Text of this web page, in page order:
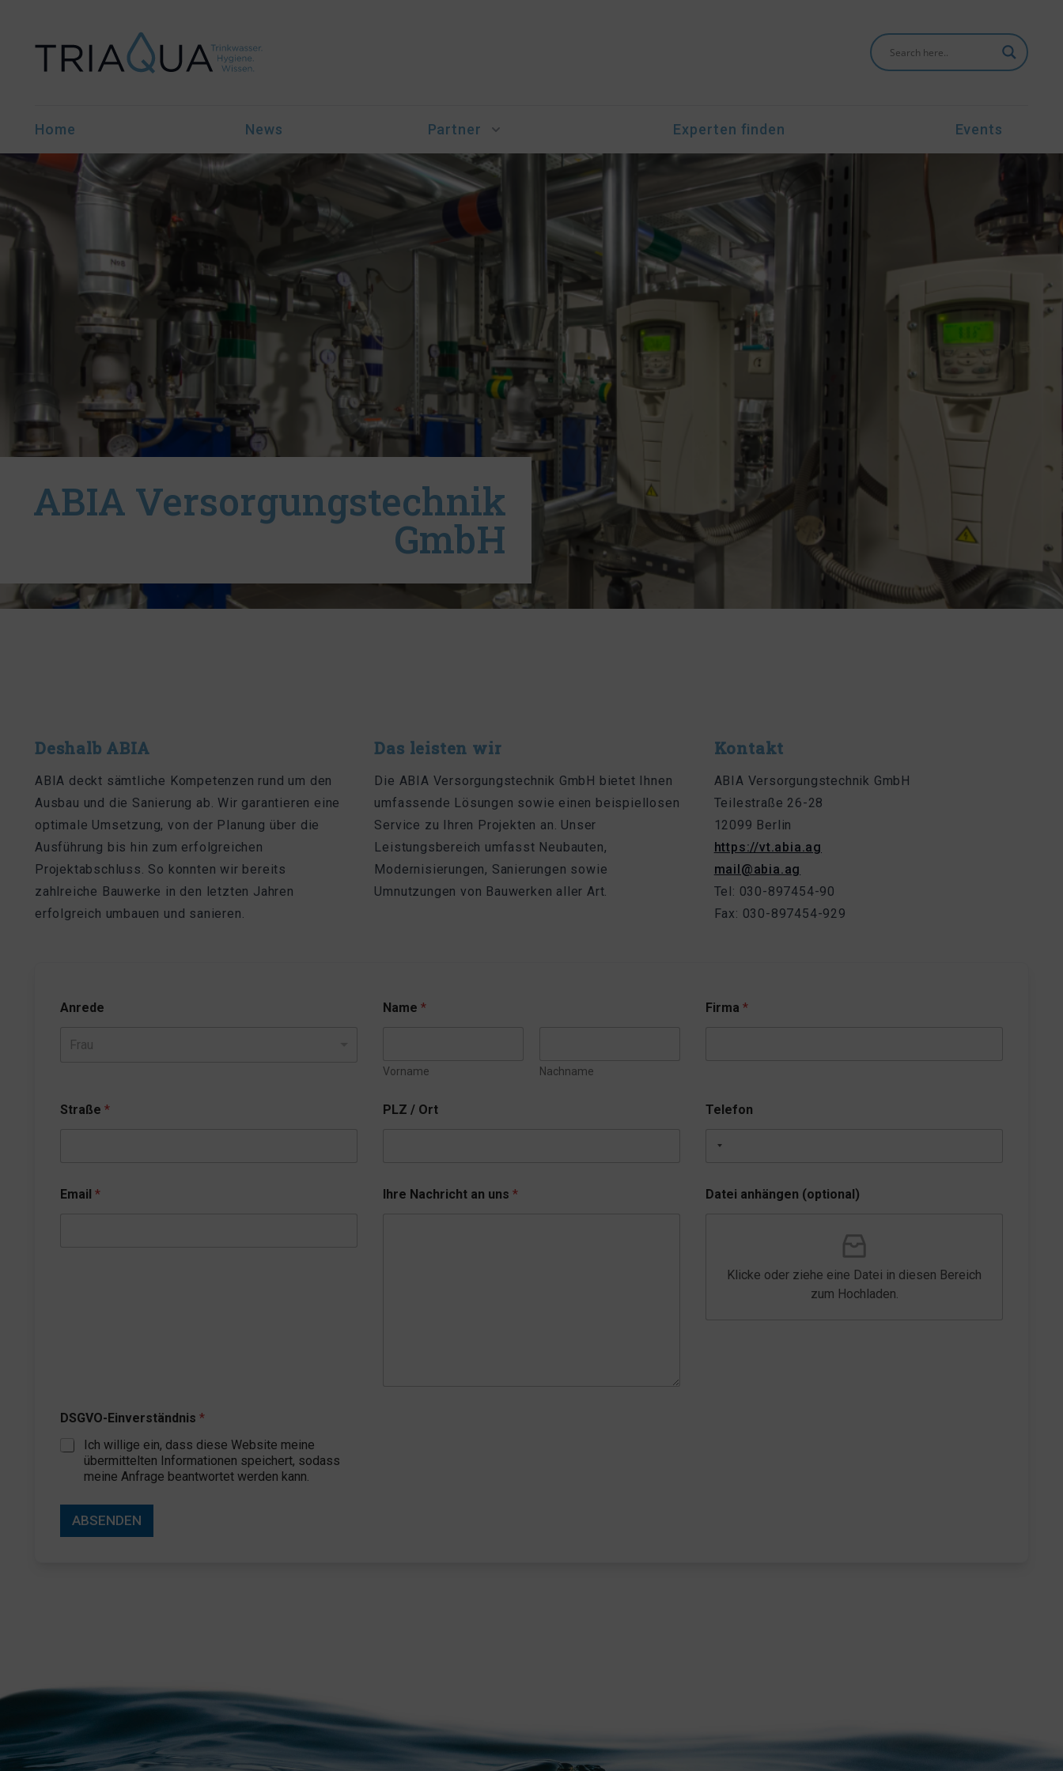
Home News Partner Experten finden Events
ABIA Versorgungstechnik
GmbH
Deshalb ABIA
ABIA deckt sämtliche Kompetenzen rund um den
Ausbau und die Sanierung ab. Wir garantieren eine
optimale Umsetzung, von der Planung über die
Ausführung bis hin zum erfolgreichen
Projektabschluss. So konnten wir bereits
zahlreiche Bauwerke in den letzten Jahren
erfolgreich umbauen und sanieren.
Das leisten wir
Die ABIA Versorgungstechnik GmbH bietet Ihnen
umfassende Lösungen sowie einen beispiellosen
Service zu Ihren Projekten an. Unser
Leistungsbereich umfasst Neubauten,
Modernisierungen, Sanierungen sowie
Umnutzungen von Bauwerken aller Art.
Kontakt
ABIA Versorgungstechnik GmbH
Teilestraße 26-28
12099 Berlin
https://vt.abia.ag
mail@abia.ag
Tel: 030-897454-90
Fax: 030-897454-929
Anrede
Frau
Name *
Vorname Nachname
Firma *
Straße * PLZ / Ort Telefon
Email * Ihre Nachricht an uns * Datei anhängen (optional)
Klicke oder ziehe eine Datei in diesen Bereich
zum Hochladen.
DSGVO-Einverständnis *
Ich willige ein, dass diese Website meine
übermittelten Informationen speichert, sodass
meine Anfrage beantwortet werden kann.
ABSENDEN